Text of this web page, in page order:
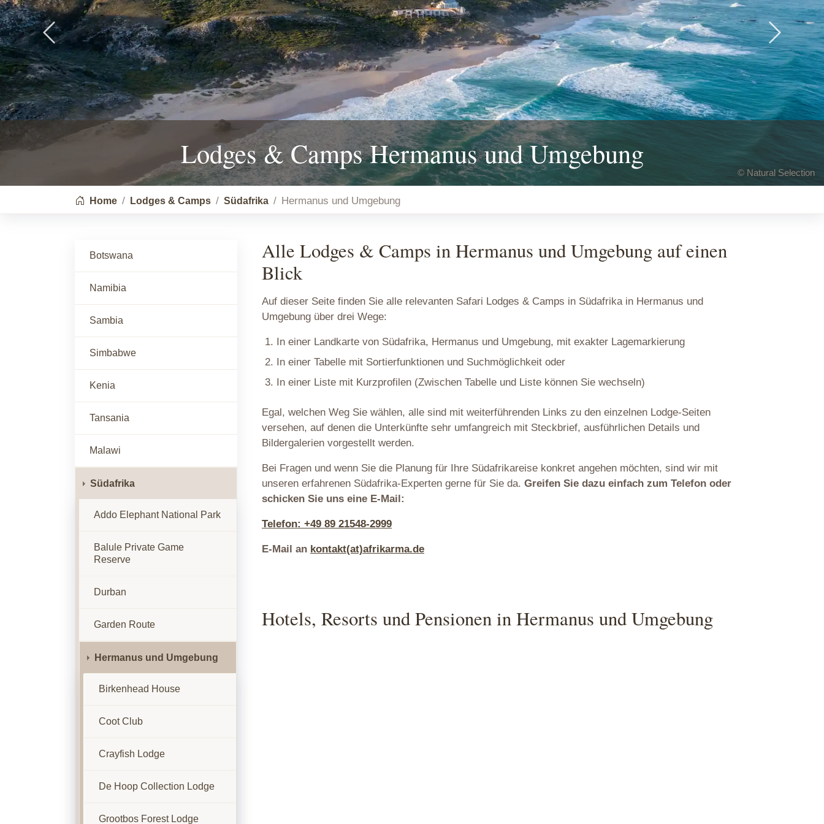
Lodges & Camps Hermanus und Umgebung
© Grootbos Forest Lodge / Grootbos Private Nature Reserve
Previous Next
You are here:
Home Lodges & Camps Südafrika Hermanus und Umgebung
Alle Lodges & Camps in Hermanus und Umgebung auf einen
Blick
Auf dieser Seite finden Sie alle relevanten Safari Lodges & Camps in Südafrika in Hermanus und
Umgebung über drei Wege:
In einer Landkarte von Südafrika, Hermanus und Umgebung, mit exakter Lagemarkierung
In einer Tabelle mit Sortierfunktionen und Suchmöglichkeit oder
In einer Liste mit Kurzprofilen (Zwischen Tabelle und Liste können Sie wechseln)
Egal, welchen Weg Sie wählen, alle sind mit weiterführenden Links zu den einzelnen Lodge-Seiten
versehen, auf denen die Unterkünfte sehr umfangreich mit Steckbrief, ausführlichen Details und
Bildergalerien vorgestellt werden.
Bei Fragen und wenn Sie die Planung für Ihre Südafrikareise konkret angehen möchten, sind wir mit
unseren erfahrenen Südafrika-Experten gerne für Sie da. Greifen Sie dazu einfach zum Telefon oder
schicken Sie uns eine E-Mail:
Telefon: +49 89 21548-2999
E-Mail an kontakt(at)afrikarma.de
Hotels, Resorts und Pensionen in Hermanus und Umgebung
Botswana
Namibia
Sambia
Simbabwe
Kenia
Tansania
Malawi
Südafrika
Addo Elephant National Park
Balule Private Game
Reserve
Durban
Garden Route
Hermanus und Umgebung
Birkenhead House
Coot Club
Crayfish Lodge
De Hoop Collection Lodge
Grootbos Forest Lodge